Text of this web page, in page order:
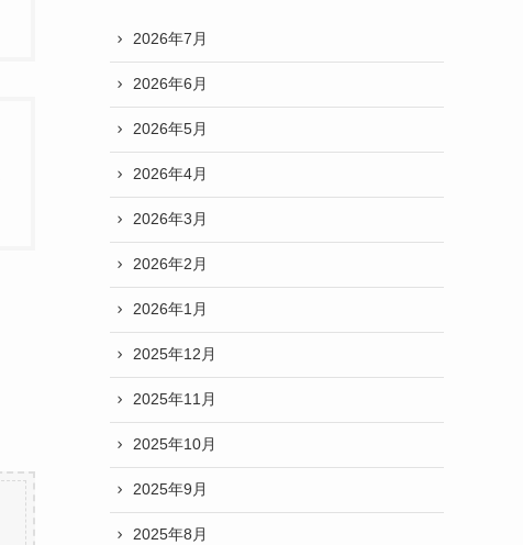
2026年7月
2026年6月
2026年5月
2026年4月
2026年3月
2026年2月
2026年1月
2025年12月
2025年11月
2025年10月
2025年9月
2025年8月